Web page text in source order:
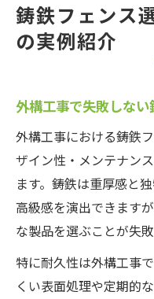
鋳鉄フェンス
の実例紹介
外構工事で失敗しな
外構工事における鋳鉄
ザイン性・メンテナン
ます。鋳鉄は重厚感と
高級感を演出できます
な製品を選ぶことが失
特に耐久性は外構工事
くい表面処理や定期的